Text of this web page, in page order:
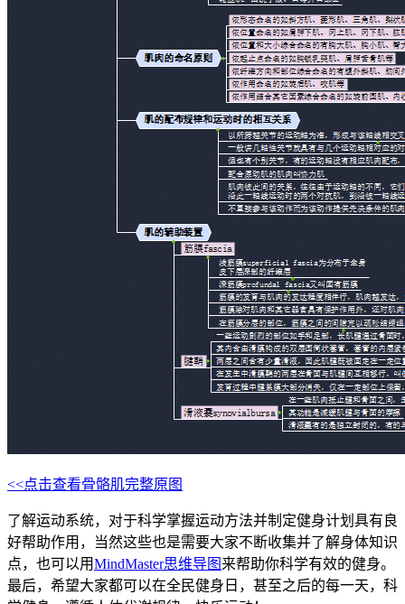
<<点击查看骨骼肌完整原图
了解运动系统，对于科学掌握运动方法并制定健身计划具有良
好帮助作用，当然这些也是需要大家不断收集并了解身体知识
点，也可以用MindMaster思维导图 来帮助你科学有效的健身。
最后，希望大家都可以在全民健身日，甚至之后的每一天，科